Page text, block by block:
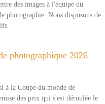
des images à l'équipe du
photographie. Nous disposons de
photographique 2026
à la Coupe du monde de
des prix qui s'est déroulée le